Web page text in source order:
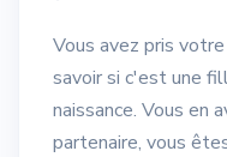
Vous avez pris
savoir si c'est une
naissance. Vous en
partenaire, vous